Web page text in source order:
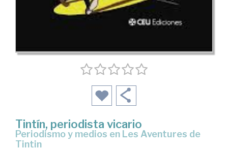
Tintín, periodista vicario
Periodismo y medios en Les Aventures de
Tintin